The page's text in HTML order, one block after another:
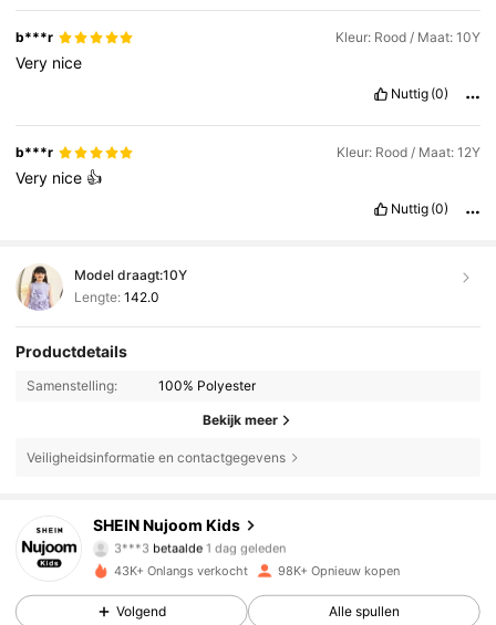
b***r Kleur: Rood / Maat: 10Y
Very nice
Nuttig (0)
b***r Kleur: Rood / Maat: 12Y
Very nice 👍
Nuttig (0)
Model draagt:10Y
Lengte: 142.0
Productdetails
Samenstelling: 100% Polyester
Bekijk meer
Veiligheidsinformatie en contactgegevens
SHEIN Nujoom Kids
3***3betaalde 1 dag geleden
F***ogevolgd21 uur geleden
43K+ Onlangs verkocht 98K+ Opnieuw kopen
Volgend Alle spullen